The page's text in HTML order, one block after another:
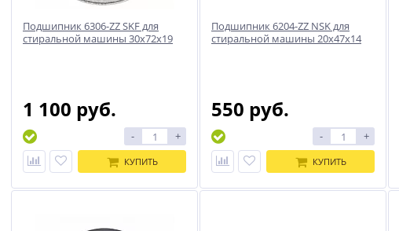
Подшипник 6306-ZZ SKF для
стиральной машины 30x72x19
1 100 руб.
- +
КУПИТЬ
Подшипник 6204-ZZ NSK для
стиральной машины 20x47x14
550 руб.
- +
КУПИТЬ